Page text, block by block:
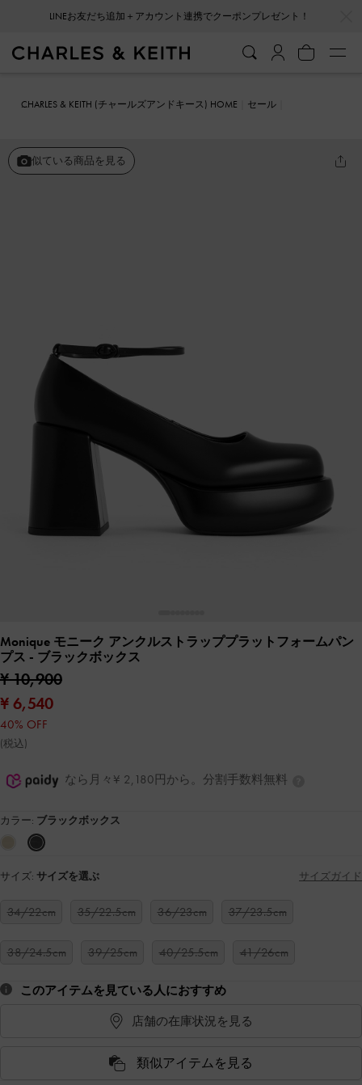
CHARLES & KEITH (チャールズアンドキース) HOME
セール
似ている商品を見る
Monique モニーク アンクルストラッププラットフォームパン
プス - ブラックボックス
¥ 10,900
¥ 6,540
40% OFF
(税込)
なら月々¥ 2,180円から。分割手数料無料
カラー: ブラックボックス
サイズ: サイズを選ぶ サイズガイド
34/22cm 35/22.5cm 36/23cm 37/23.5cm
38/24.5cm 39/25cm 40/25.5cm 41/26cm
このアイテムを見ている人におすすめ
店舗の在庫状況を見る
類似アイテムを見る